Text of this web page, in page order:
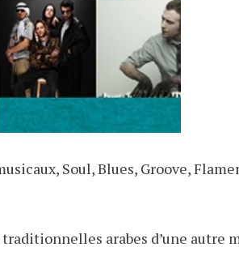
Soul, Blues, Groove,
arabes d’une autre